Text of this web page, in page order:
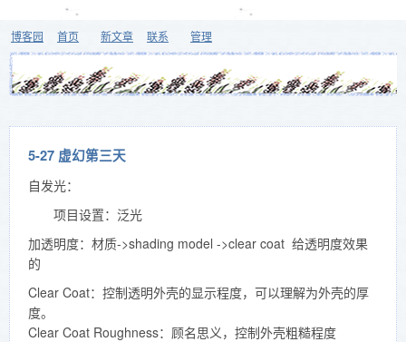
博客园 首页 新文章 联系 管理
5-27 虚幻第三天
自发光：
项目设置：泛光
加透明度：材质->shading model ->clear coat 给透明度效果
的
Clear Coat：控制透明外壳的显示程度，可以理解为外壳的厚
度。
Clear Coat Roughness：顾名思义，控制外壳粗糙程度